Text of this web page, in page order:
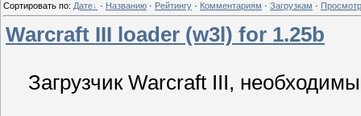
Сортировать по: Дате · Названию · Рейтингу · Комментариям · Загрузкам ·
Warcraft III loader (w3l) for 1.25b
Загрузчик Warcraft III,